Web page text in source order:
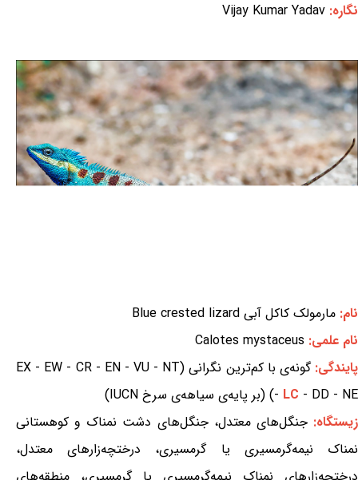
نگاره: Vijay Kumar Yadav
نام: مارمولک کاکل آبی Blue crested lizard
نام علمی: Calotes mystaceus
پایندگی:
گونه‌ی با کم‌ترین نگرانی (EX - EW - CR - EN - VU - NT
- LC - DD - NE) (بر پایه‌ی سیاهه‌ی سرخ IUCN)
زیستگاه:جنگل‌های معتدل، جنگل‌های دشت نمناک و کوهستانی
نمناک نیمه‌گرمسیری یا گرمسیری، درختچه‌زارهای معتدل،